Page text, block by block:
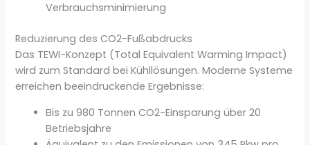
Verbrauchsminimierung
Reduzierung des CO2-Fußabdrucks
Das TEWI-Konzept (Total Equivalent Warming Impact)
wird zum Standard bei Kühllösungen. Moderne Systeme
erreichen beeindruckende Ergebnisse:
Bis zu 980 Tonnen CO2-Einsparung über 20
Betriebsjahre